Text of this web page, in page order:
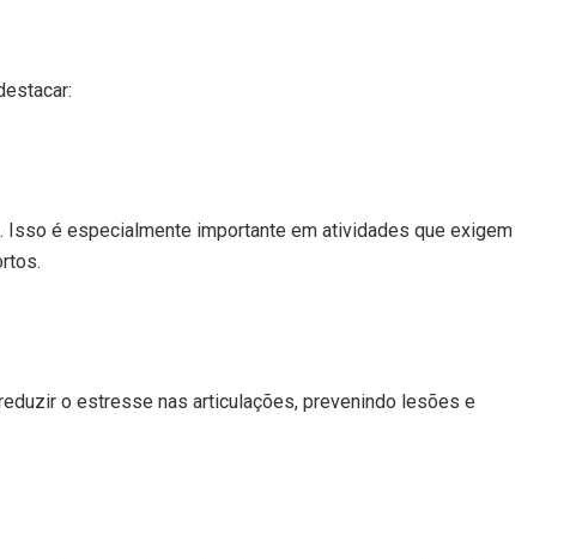
é especialmente importante em atividades que exigem
o estresse nas articulações, prevenindo lesões e